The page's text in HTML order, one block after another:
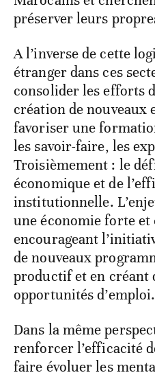
préserver leurs
A l’inverse de cette
étranger dans ces
consolider les efforts
création de nouveaux
favoriser une
les savoir-faire, les
Troisièmement : le
économique et de
institutionnelle.
une économie forte
encourageant
de nouveaux
productif et en créant
opportunités d’emploi.
Dans la même
renforcer l’efficacité
faire évoluer les